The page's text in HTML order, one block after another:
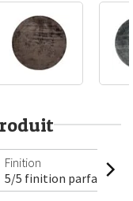
Finition
5/5 finition parfaite